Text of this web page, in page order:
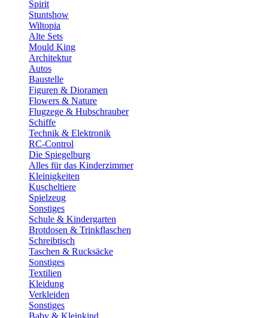
Spirit
Stuntshow
Wiltopia
Alte Sets
Mould King
Architektur
Autos
Baustelle
Figuren & Dioramen
Flowers & Nature
Flugzege & Hubschrauber
Schiffe
Technik & Elektronik
RC-Control
Die Spiegelburg
Alles für das Kinderzimmer
Kleinigkeiten
Kuscheltiere
Spielzeug
Sonstiges
Schule & Kindergarten
Brotdosen & Trinkflaschen
Schreibtisch
Taschen & Rucksäcke
Sonstiges
Textilien
Kleidung
Verkleiden
Sonstiges
Baby & Kleinkind